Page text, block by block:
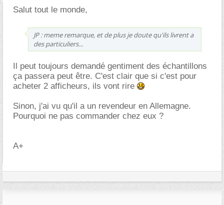
Salut tout le monde,
JP : meme remarque, et de plus je doute qu'ils livrent a
des particuliers...
Il peut toujours demandé gentiment des échantillons
ça passera peut être. C'est clair que si c'est pour
acheter 2 afficheurs, ils vont rire
Sinon, j'ai vu qu'il a un revendeur en Allemagne.
Pourquoi ne pas commander chez eux ?
A+